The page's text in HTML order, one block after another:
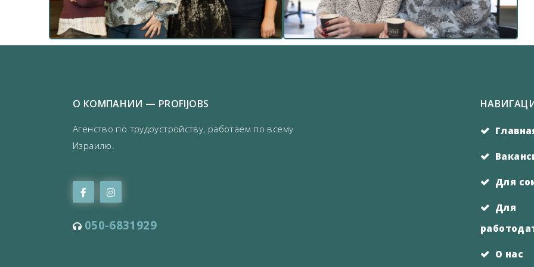
О КОМПАНИИ — PROFIJOBS
Агенство по трудоустройству, работаем по всему
Израилю.
050-6831929
Для
Для
О нас